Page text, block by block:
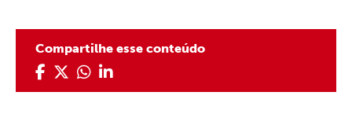
Compartilhe esse conteúdo